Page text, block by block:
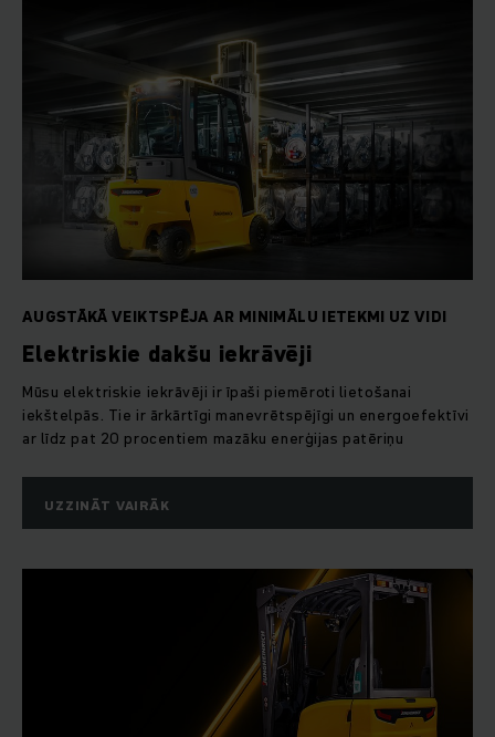
izdevīgumu? Mūsu dakšu iekrāvēji sniedz abus. Tie ir ļoti
manevrētspējīgi un droši nogādā kravas mērķī, gan strādājot
telpās, gan ārpus tām. Pateicoties to lielajai celtspējai,
pretsvara iekrāvējiem nekādas problēmas nesagādā arī
smagas kravas. Tie pavisam viegli var pacelt pat piecas
tonnas.
Šauro eju noliktavā Jūs vislabākos rezultātus sasniegsit ar
mūsu kompaktas konstrukcijas elektriskajiem pretsvara
iekrāvējiem. Pateicoties inovatīvajai trīsfāzu tehnoloģijai,
Jūsu ieguvums ir arī teicamas gaitas īpašības, liela
pārkraušanas jauda un zemas apkopes izmaksas. Papildus
tam reģeneratīvā bremzēšana iekrāvējiem dod papildu
enerģiju tā, ka Jūs ar vienu akumulatora uzlādi varat paveikt
AUGSTĀKĀ VEIKTSPĒJA AR MINIMĀLU IETEKMI UZ VIDI
Elektriskie dakšu iekrāvēji
Mūsu elektriskie iekrāvēji ir īpaši piemēroti lietošanai
iekštelpās. Tie ir ārkārtīgi manevrētspējīgi un energoefektīvi
ar līdz pat 20 procentiem mazāku enerģijas patēriņu
UZZINĀT VAIRĀK